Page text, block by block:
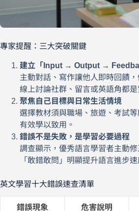
專家提醒：三大突破關鍵
建立「Input → Output →
主動對話、寫作讓他人即時回饋，
線上討論社群、留言或英語角都是
聚焦自己目標與日常生活情境
選擇教材須與職場、旅遊、考試
有效學以致用。
錯誤不是失敗，是學習必要過程
調查顯示，優秀語言學習者主動修
「敢錯敢問」明顯提升語言進步速
英文學習十大錯誤速查清單
錯誤現象 危害說明